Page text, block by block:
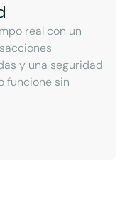
real con un
y una seguridad
funcione sin